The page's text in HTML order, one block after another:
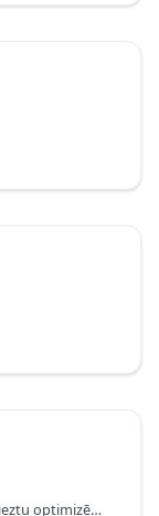
Signalizē vērtības izteiksmi, lai vērtībai atgrieztu optimizētu izteiksmi.